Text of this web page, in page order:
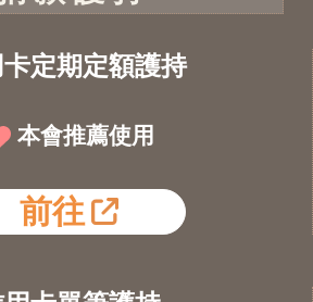
定期定額護持
本會推薦使用
前往